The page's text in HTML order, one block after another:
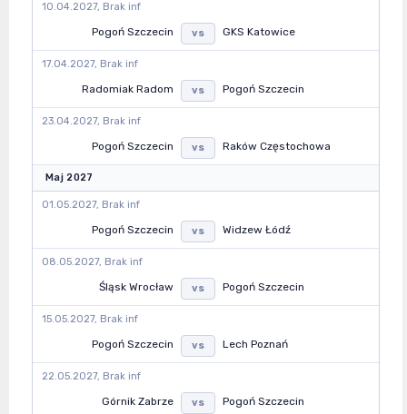
10.04.2027, Brak inf
Pogoń Szczecin vs GKS Katowice
17.04.2027, Brak inf
Radomiak Radom vs Pogoń Szczecin
23.04.2027, Brak inf
Pogoń Szczecin vs Raków Częstochowa
Maj 2027
01.05.2027, Brak inf
Pogoń Szczecin vs Widzew Łódź
08.05.2027, Brak inf
Śląsk Wrocław vs Pogoń Szczecin
15.05.2027, Brak inf
Pogoń Szczecin vs Lech Poznań
22.05.2027, Brak inf
Górnik Zabrze vs Pogoń Szczecin